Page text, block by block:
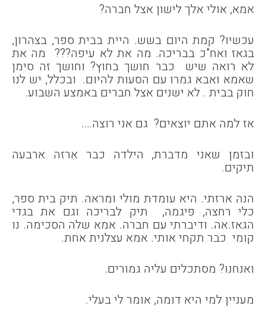
אמא, אולי אלך לישון אצל חברה?
עכשיו? קמת היום בשש. היית בבית ספר, בצהרון,
בגאז ואח"כ בבריכה. מה את לא עיפה??? מה את
לא רואה שיש כבר חושך בחוץ? וחושך זה סימן
שאמא ואבא גמרו עם הסעות להיום. ובכלל, יש לנו
חוק בבית . לא ישנים אצל חברים באמצע השבוע.
אז למה אתם יוצאים? גם אני רוצה….
ובזמן שאני מדברת, הילדה כבר ארזה ארבעה
תיקים.
הנה ארזתי. היא עומדת מולי ומראה. תיק בית ספר,
כלי רחצה, פיגמה, תיק לבריכה וגם את בגדי
הגאז.אה. ודיברתי עם חברה. אמא שלה הסכימה. נו
קומי כבר תקחי אותי. אמא עצלנית אחת.
ואנחנו? מסתכלים עליה גמורים.
מעניין למי היא דומה, אומר לי בעלי.